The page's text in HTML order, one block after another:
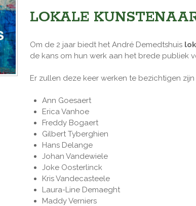
LOKALE
Om de 2 jaar biedt het André Demedtshuis
de kans om hun werk aan het brede publiek
Er zullen deze keer werken te bezichtigen zijn
Ann Goesaert
Erica Vanhoe
Freddy Bogaert
Gilbert Tyberghien
Hans Delange
Johan Vandewiele
Joke Oosterlinck
Kris Vandecasteele
Laura-Line Demaeght
Maddy Verniers